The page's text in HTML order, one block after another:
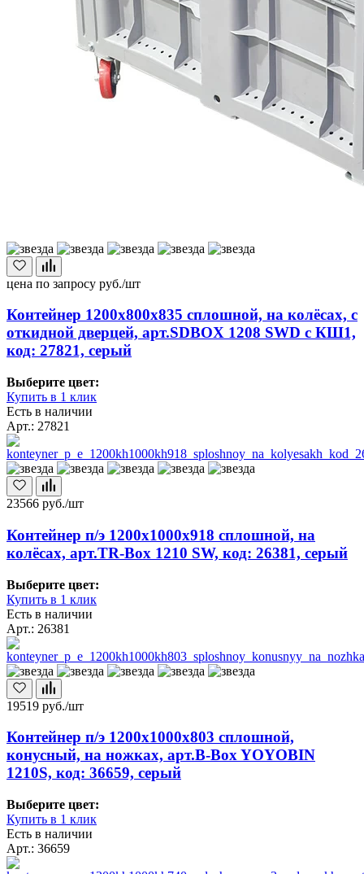
цена по запросу руб./шт
Контейнер 1200х800х835 сплошной, на колёсах, с
откидной дверцей, арт.SDBOX 1208 SWD с КШ1,
код: 27821, серый
Выберите цвет:
Купить в 1 клик
Есть в наличии
Арт.: 27821
23566 руб./шт
Контейнер п/э 1200х1000х918 сплошной, на
колёсах, арт.TR-Box 1210 SW, код: 26381, серый
Выберите цвет:
Купить в 1 клик
Есть в наличии
Арт.: 26381
19519 руб./шт
Контейнер п/э 1200х1000х803 сплошной,
конусный, на ножках, арт.B-Box YOYOBIN
1210S, код: 36659, серый
Выберите цвет:
Купить в 1 клик
Есть в наличии
Арт.: 36659